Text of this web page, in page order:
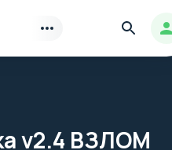
Найти
v2.4 ВЗЛОМ